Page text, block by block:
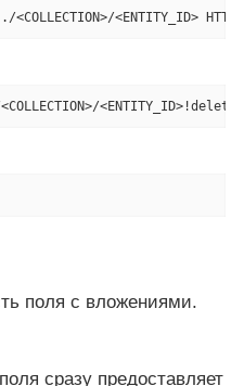
<ENTITY_ID>
<ENTITY_ID>!delete
поля с вложениями.
сразу предоставляет